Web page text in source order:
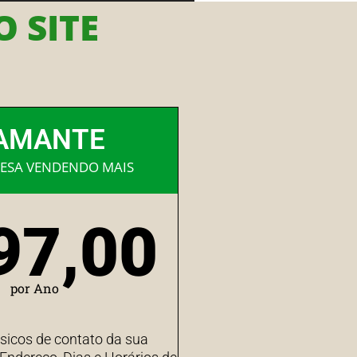
SITE
VENDENDO MAIS
por Ano
de contato da sua